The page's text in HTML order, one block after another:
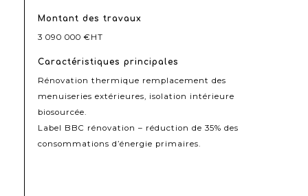
Montant des travaux
3 090 000 €HT
Caractéristiques principales
Rénovation thermique remplacement des
menuiseries extérieures, isolation intérieure
biosourcée.
Label BBC rénovation – réduction de 35% des
consommations d’énergie primaires.